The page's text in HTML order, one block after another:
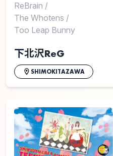
ReBrain /
The Whotens /
Too Leap Bunny
下北沢ReG
SHIMOKITAZAWA